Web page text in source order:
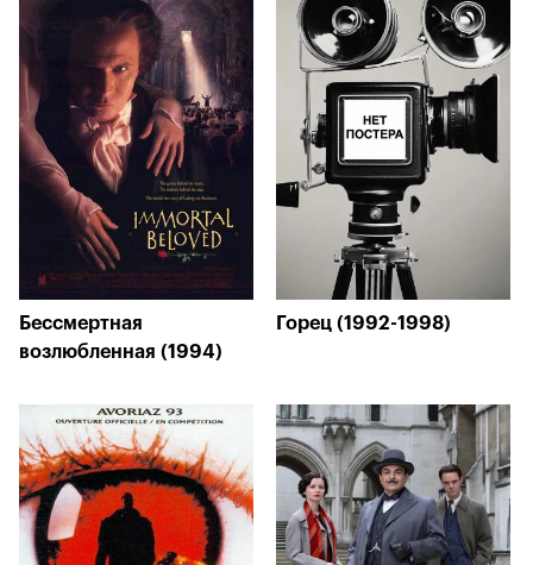
Бессмертная
возлюбленная (1994)
Горец (1992-1998)